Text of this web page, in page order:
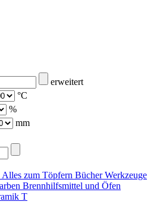
erweitert
°C
%
mm